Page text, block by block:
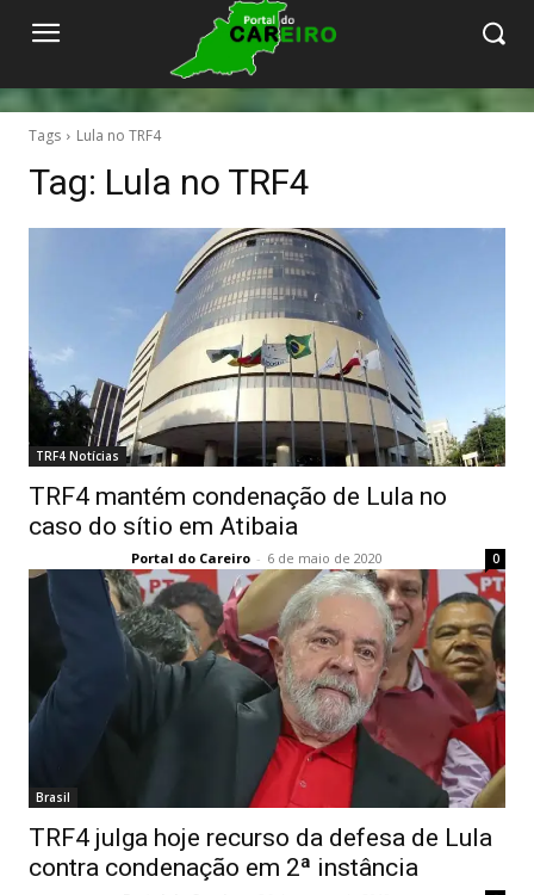
Tags Lula no TRF4
Tag: Lula no TRF4
TRF4 Notícias
TRF4 mantém condenação de Lula no
caso do sítio em Atibaia
Portal do Careiro - 6 de maio de 2020 0
Brasil
TRF4 julga hoje recurso da defesa de Lula
contra condenação em 2ª instância